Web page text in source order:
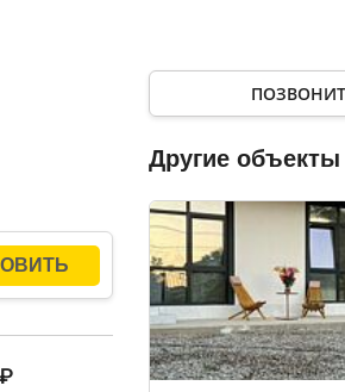
Другие